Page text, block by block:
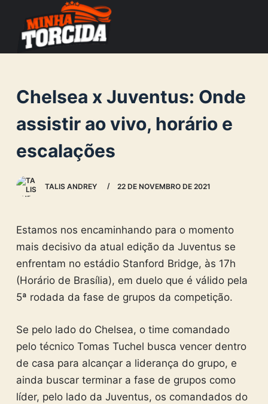
o
o
n
e
Chelsea x Juventus: Onde
assistir ao vivo, horário e
escalações
TALIS ANDREY 22 DE NOVEMBRO DE 2021
Estamos nos encaminhando para o momento
mais decisivo da atual edição da Juventus se
enfrentam no estádio Stanford Bridge, às 17h
(Horário de Brasília), em duelo que é válido pela
5ª rodada da fase de grupos da competição.
Se pelo lado do Chelsea, o time comandado
pelo técnico Tomas Tuchel busca vencer dentro
de casa para alcançar a liderança do grupo, e
ainda buscar terminar a fase de grupos como
líder, pelo lado da Juventus, os comandados do